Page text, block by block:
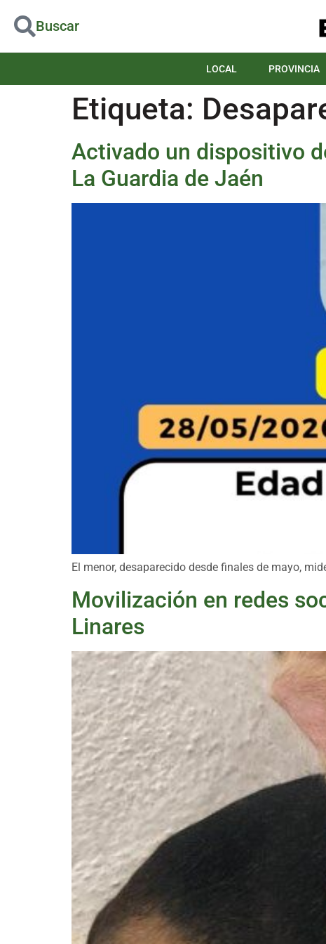
Buscar
LOCAL PROVINCIA
Etiqueta:
Activado un dispositivo
La Guardia de Jaén
El menor, desaparecido desde finales de mayo,
Movilización en redes
Linares